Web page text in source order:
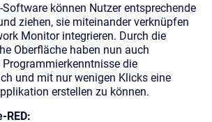
Software können Nutzer entsprechende
ziehen, sie miteinander verknüpfen
Monitor integrieren. Durch die
Oberfläche haben nun auch
die
und mit nur wenigen Klicks eine
erstellen zu können.
RED: